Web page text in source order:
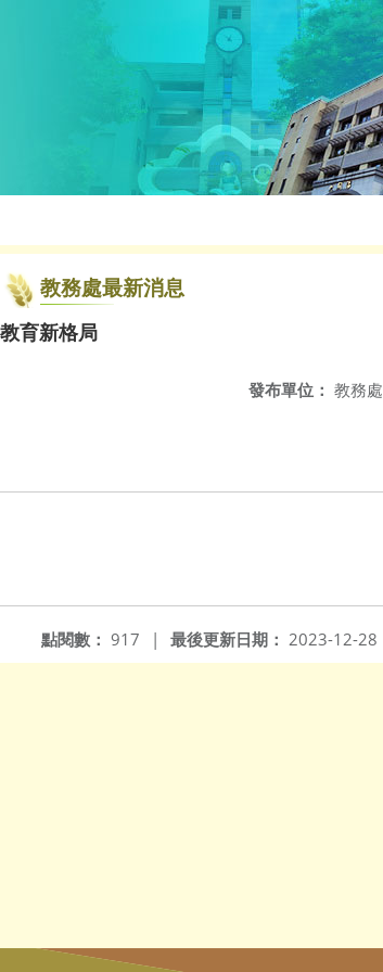
教務處最新消息
育新格局
發布單位： 教務處
最後更新日期： 2023-12-28
點閱數： 917 |